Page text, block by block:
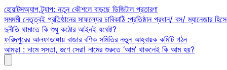
Skip
to
content
হোয়াটসঅ্যাপ ট্র্যাপ: নতুন কৌশলে বাড়ছে ডিজিটাল প্রতারণা
সমমর্মী নেতৃত্বই প্রতিষ্ঠানের সাফল্যের চাবিকাঠি :প্রতিষ্ঠান প্রধান/ বস/ ম্যানেজার
দুর্নীতি থামাতে কি শুধু কঠোর আইনই যথেষ্ট?
ফরিদপুরের আলফাডাঙ্গায় বাজার বণিক সমিতির নতুন আহ্বায়ক কমিটি গঠন
আমড়া : দামে সস্তা, গুণে সেরা! নামের শুরুতে ‘আম’ থাকলেই কি আম হয়?